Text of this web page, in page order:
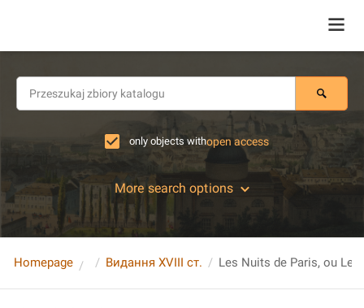
only objects withopen access
More search options
Homepage Видання XVIII ст.